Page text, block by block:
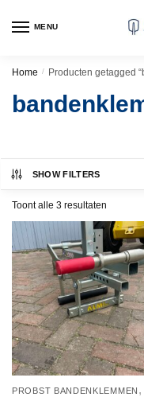
MENU
Home / Producten getagged
SHOW FILTERS
Toont alle 3 resultaten
op
PROBST BANDENKLEMMEN ,